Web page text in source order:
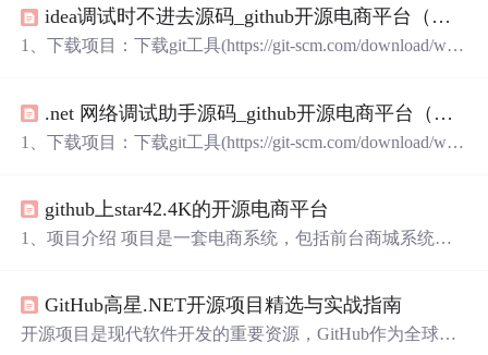
idea调试时不进去源码_github开源电商平台（续）-实战调试
1、下载项目：下载git工具(https://git-scm.com/download/wi
要new，实质上是跟这个一样)当然，你也可以选择其它的
方式，不过那样需要多一点配置，其实所有的java项目配
.net 网络调试助手源码_github开源电商平台（续）-实战调试
1、下载项目：下载git工具(https://git-scm.com/download/wi
要new，实质上是跟这个一样)当然，你也可以选择其它的
方式，不过那样需要多一点配置，其实所有的java项目配
github上star42.4K的开源电商平台
1、项目介绍 项目是一套电商系统，包括前台商城系统及
品搜索、商品展示、购物车、订单流程、会员中心、客户
服务、帮助中心等模块。后台管理系统包含商品管理、订
GitHub高星.NET开源项目精选与实战指南
开源项目是现代软件开发的重要资源，GitHub作为全球最